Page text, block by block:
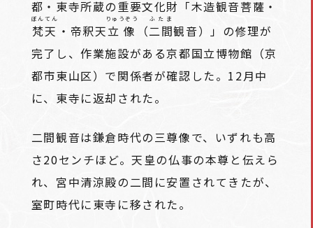
都・東寺所蔵の重要文化財「木造観音菩薩 ・
梵天
ぼんてん
・帝釈天立像
りゅうぞう
（二間
ふたま
観音）」の修理が
完了し、作業施設がある京都国立博物館（京
都市東山区）で関係者が確認した。12月中
に、東寺に返却された。
二間観音は鎌倉時代の三尊像で、いずれも高
さ20センチほど。天皇の仏事の本尊と伝えら
れ、宮中清涼殿の二間に安置されてきたが、
室町時代に東寺に移された。